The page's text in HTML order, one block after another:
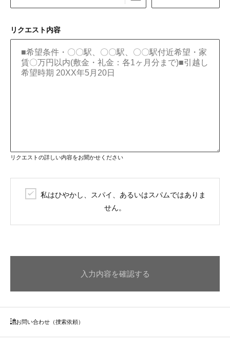
リクエスト内容
リクエストの詳しい内容をお聞かせください
私はひやかし、スパイ、あるいはスパムではありま
せん。
入力内容を確認する
お問い合わせ（捜索依頼）